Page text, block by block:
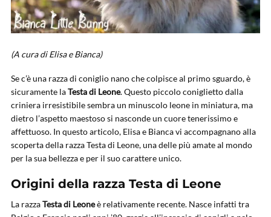
(A cura di Elisa e Bianca)
Se c’è una razza di coniglio nano che colpisce al primo sguardo, è
sicuramente laTesta di Leone. Questo piccolo coniglietto dalla
criniera irresistibile sembra un minuscolo leone in miniatura, ma
dietro l’aspetto maestoso si nasconde un cuore tenerissimo e
affettuoso. In questo articolo, Elisa e Bianca vi accompagnano alla
scoperta della razza Testa di Leone, una delle più amate al mondo
per la sua bellezza e per il suo carattere unico.
Origini della razza Testa di Leone
La razzaTesta di Leoneè relativamente recente. Nasce infatti tra